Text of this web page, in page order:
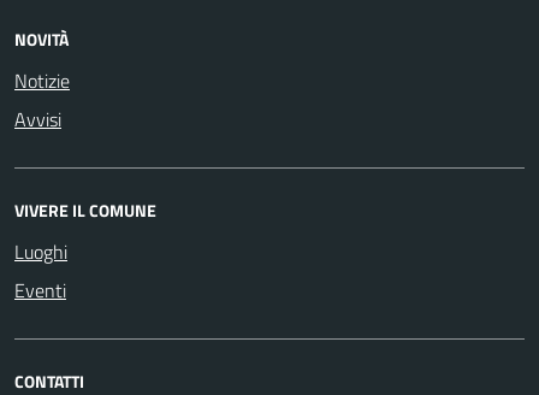
NOVITÀ
Notizie
Avvisi
VIVERE IL COMUNE
Luoghi
Eventi
CONTATTI